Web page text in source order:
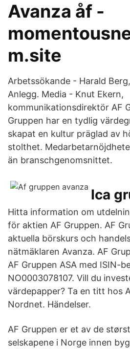
Avanza åf -
m.site
Arbetssökande - Harald
Anlegg. Media - Knut Ekern,
kommunikationsdirektör AF
Gruppen har en tydlig
skapat en kultur präglad av
stolthet.
än branschgenomsnittet.
Ica
Hitta information om
för aktien AF Gruppen. AF
aktuella börskurs och
nätmäklaren Avanza. AF
AF Gruppen ASA med ISIN-
NO0003078107. Vill du
värdepapper? Ta en titt hos
Nordnet. Händelser.
AF Gruppen er et av de
selskapene i Norge innen